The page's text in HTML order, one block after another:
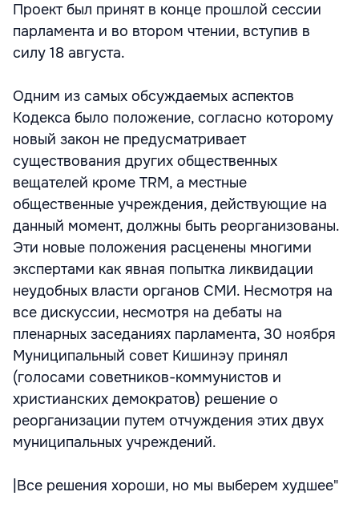
Проект был принят в конце прошлой сессии
парламента и во втором чтении, вступив в
силу 18 августа.
Одним из самых обсуждаемых аспектов
Кодекса было положение, согласно которому
новый закон не предусматривает
существования других общественных
вещателей кроме TRM, а местные
общественные учреждения, действующие на
данный момент, должны быть реорганизованы.
Эти новые положения расценены многими
экспертами как явная попытка ликвидации
неудобных власти органов СМИ. Несмотря на
все дискуссии, несмотря на дебаты на
пленарных заседаниях парламента, 30 ноября
Муниципальный совет Кишинэу принял
(голосами советников-коммунистов и
христианских демократов) решение о
реорганизации путем отчуждения этих двух
муниципальных учреждений.
|Все решения хороши, но мы выберем худшее"